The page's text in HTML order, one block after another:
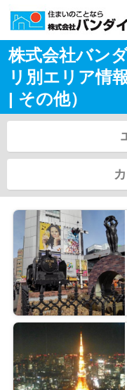
株式会社バン
リ別エリア情
| その他）